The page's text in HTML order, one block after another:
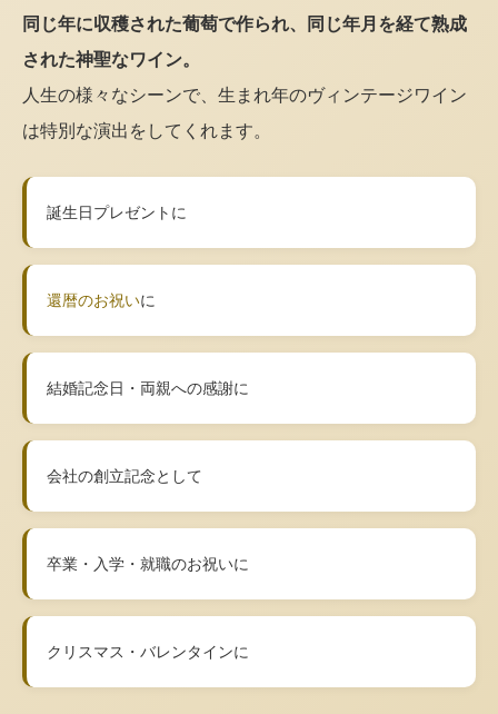
同じ年に収穫された葡萄で作られ、同じ年月を経て熟成
された神聖なワイン。
人生の様々なシーンで、生まれ年のヴィンテージワイン
は特別な演出をしてくれます。
誕生日プレゼントに
還暦のお祝いに
結婚記念日・両親への感謝に
会社の創立記念として
卒業・入学・就職のお祝いに
クリスマス・バレンタインに